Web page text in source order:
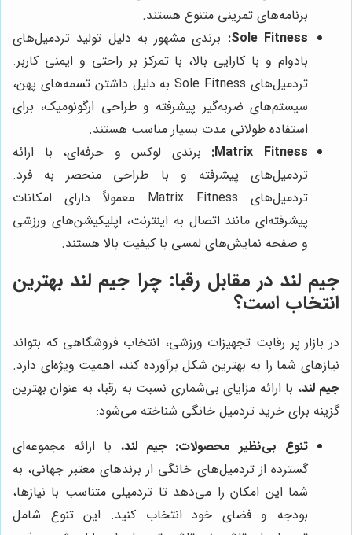
برنامه‌های تمرینی متنوع هستند.
Sole Fitness: برندی مشهور به دلیل تولید تردمیل‌های
بادوام و با کارایی بالا، با تمرکز بر راحتی و ایمنی کاربر.
تردمیل‌های Sole Fitness به دلیل داشتن تسمه‌های پهن،
سیستم‌های ضربه‌گیر پیشرفته و طراحی ارگونومیک، برای
استفاده طولانی مدت بسیار مناسب هستند.
Matrix Fitness:
برندی لوکس و حرفه‌ای، با ارائه
تردمیل‌های پیشرفته و با طراحی منحصر به فرد.
تردمیل‌های Matrix Fitness معمولاً دارای امکانات
پیشرفته‌ای مانند اتصال به اینترنت، اپلیکیشن‌های ورزشی
و صفحه نمایش‌های لمسی با کیفیت بالا هستند.
جیم لند در مقابل رقبا: چرا جیم لند بهترین
انتخاب است؟
در بازار پر رقابت تجهیزات ورزشی، انتخاب فروشگاهی که بتواند
نیازهای شما را به بهترین شکل برآورده کند، اهمیت ویژه‌ای دارد.
جیم لند، با ارائه مزایای بی‌شماری نسبت به رقبا، به عنوان بهترین
گزینه برای خرید تردمیل خانگی شناخته می‌شود:
تنوع بی‌نظیر محصولات: جیم لند، با ارائه مجموعه‌ای
گسترده از تردمیل‌های خانگی از برندهای معتبر جهانی، به
شما این امکان را می‌دهد تا تردمیلی متناسب با نیازها،
بودجه و فضای خود انتخاب کنید. این تنوع شامل